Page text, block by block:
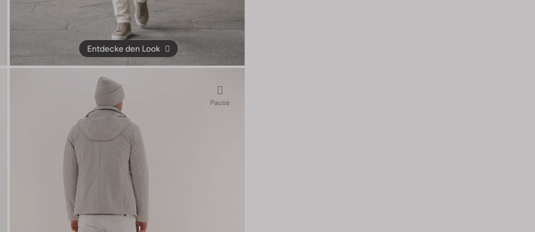
Entdecke den Look
Pause